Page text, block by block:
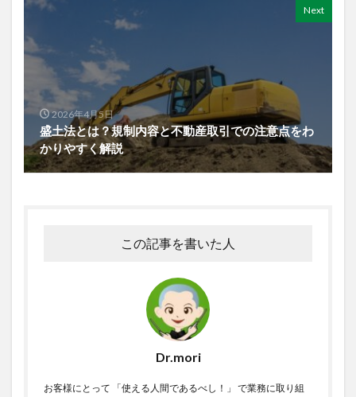
Next
2026年4月5日
盛土法とは？規制内容と不動産取引での注意点をわ
かりやすく解説
この記事を書いた人
Dr.mori
お客様にとって 「使える人間であるべし！」 で業務に取り組